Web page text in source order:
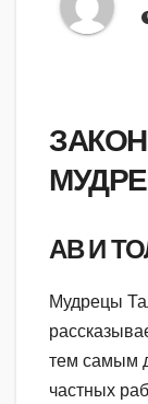
АВ И
Мудрецы
тем самым
частных